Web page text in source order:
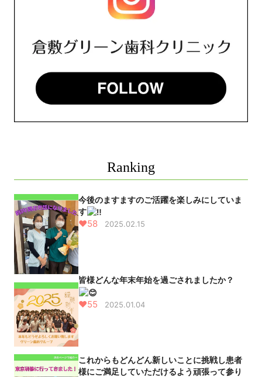
Ranking
今後のますますのご活躍を楽しみにしていま
す
♥58 2025.02.15
皆様どんな年末年始を過ごされましたか？
♥55 2025.01.04
これからもどんどん新しいことに挑戦し患者
様にご満足していただけるよう頑張って参り